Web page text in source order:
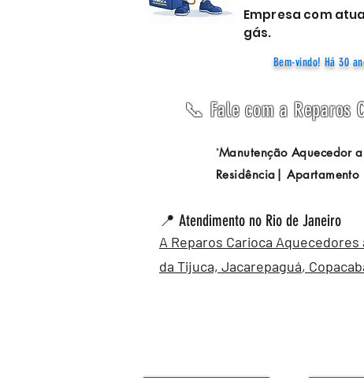
Empresa com
gás.
Bem-vindo! Há 30
📞 Fale com a Reparos
"Manutenção Aquecedor
Residência|
📍 Atendimento no Rio de Janeiro
A Reparos Carioca
da Tijuca, Jacarepaguá,